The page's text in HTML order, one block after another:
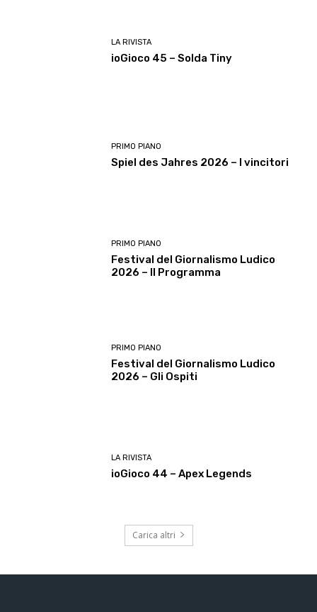
LA RIVISTA
ioGioco 45 – Solda Tiny
PRIMO PIANO
Spiel des Jahres 2026 – I vincitori
PRIMO PIANO
Festival del Giornalismo Ludico
2026 – Il Programma
PRIMO PIANO
Festival del Giornalismo Ludico
2026 – Gli Ospiti
LA RIVISTA
ioGioco 44 – Apex Legends
Carica altri